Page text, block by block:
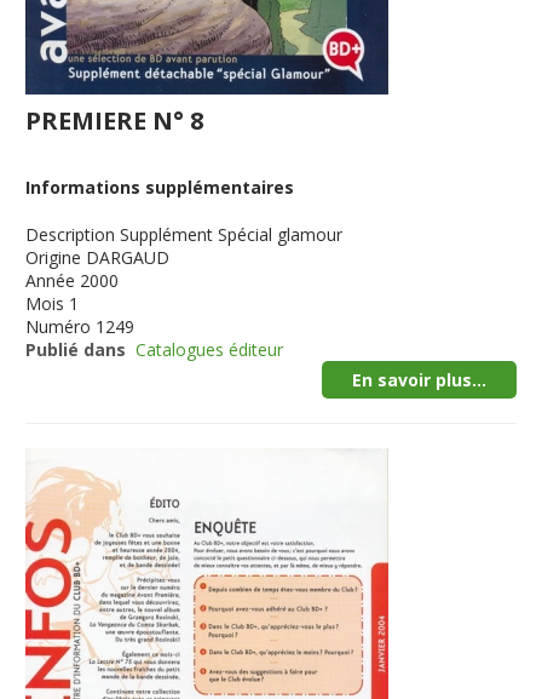
PREMIERE N° 8
Informations supplémentaires
Description Supplément Spécial glamour
Origine DARGAUD
Année 2000
Mois 1
Numéro 1249
Publié dans Catalogues éditeur
En savoir plus...